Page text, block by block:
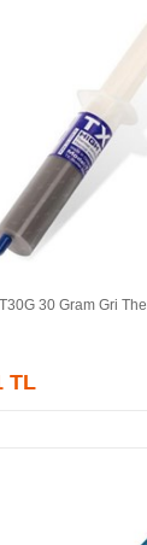
Sepete
30 Gram Gri
TL